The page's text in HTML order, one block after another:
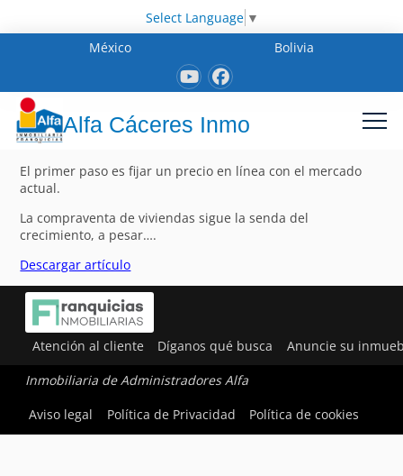
Select Language ▼
México
Bolivia
Alfa Cáceres Inmo
El primer paso es fijar un precio en línea con el mercado
actual.
La compraventa de viviendas sigue la senda del
crecimiento, a pesar….
Descargar artículo
Atención al cliente Díganos qué busca Anuncie su
Inmobiliaria de Administradores Alfa
Aviso legal
Política de Privacidad Política de cookies